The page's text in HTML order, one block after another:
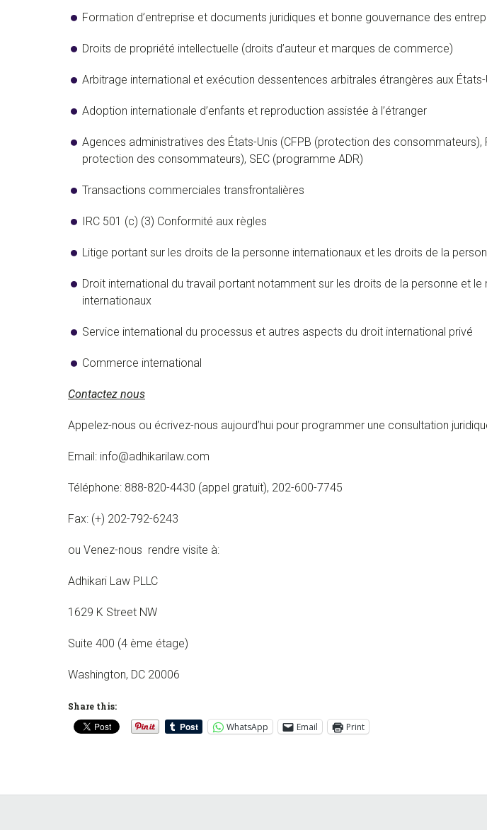
Formation d’entreprise et documents juridiques et bonne gouvernance des
Droits de propriété intellectuelle (droits d’auteur et marques de commerce)
Arbitrage international et exécution dessentences arbitrales étrangères aux États-
Adoption internationale d’enfants et reproduction assistée à l’étranger
Agences administratives des États-Unis (CFPB (protection des
protection des consommateurs), SEC (programme ADR)
Transactions commerciales transfrontalières
IRC 501 (c) (3) Conformité aux règles
Litige portant sur les droits de la personne internationaux et les droits de la
Droit international du travail portant notamment sur les droits de la personne et
internationaux
Service international du processus et autres aspects du droit international privé
Commerce international
Contactez nous
Appelez-nous ou écrivez-nous aujourd’hui pour programmer une consultation
Email: info@adhikarilaw.com
Téléphone: 888-820-4430 (appel gratuit), 202-600-7745
Fax: (+) 202-792-6243
ou Venez-nous rendre visite à:
Adhikari Law PLLC
1629 K Street NW
Suite 400 (4 ème étage)
Washington, DC 20006
Share this:
WhatsApp Email Print